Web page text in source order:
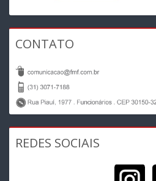
CONTATO
REDES SOCIAIS